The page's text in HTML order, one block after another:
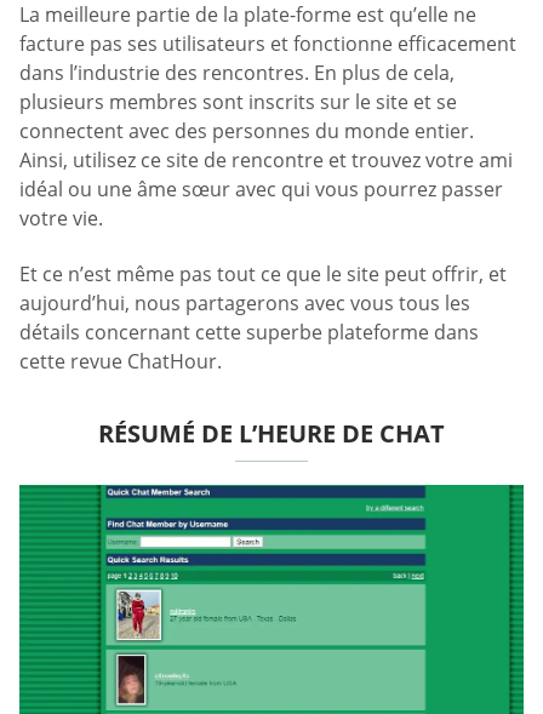
La meilleure partie de la plate-forme est qu’elle ne
facture pas ses utilisateurs et fonctionne efficacement
dans l’industrie des rencontres. En plus de cela,
plusieurs membres sont inscrits sur le site et se
connectent avec des personnes du monde entier.
Ainsi, utilisez ce site de rencontre et trouvez votre ami
idéal ou une âme sœur avec qui vous pourrez passer
votre vie.
Et ce n’est même pas tout ce que le site peut offrir, et
aujourd’hui, nous partagerons avec vous tous les
détails concernant cette superbe plateforme dans
cette revue ChatHour.
RÉSUMÉ DE L’HEURE DE CHAT